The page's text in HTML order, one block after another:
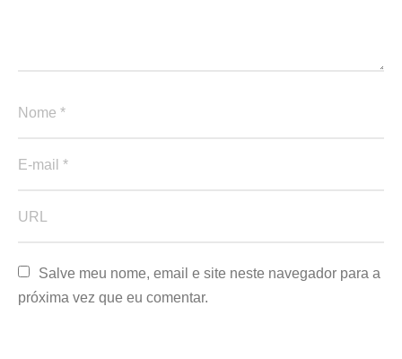
Salve meu nome, email e site neste navegador para a
próxima vez que eu comentar.